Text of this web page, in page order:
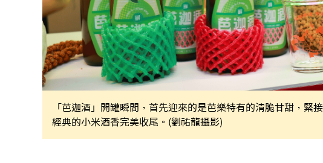
「芭迦酒」開罐瞬間，首先迎來的是芭樂特有的清脆甘甜，緊
經典的小米酒香完美收尾。(劉祐龍攝影)